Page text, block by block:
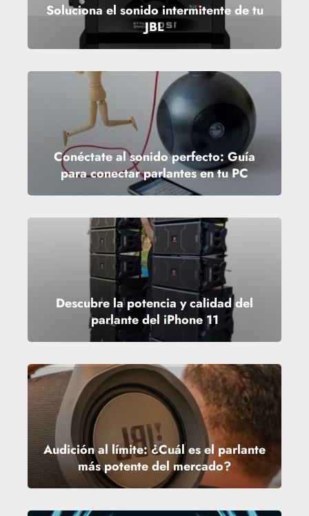
Soluciona el sonido intermitente de tu
JBL
Conéctate al sonido perfecto: Guía
para conectar parlantes en tu PC
Descubre la potencia y calidad del
parlante del iPhone 11
Audición al límite: ¿Cuál es el parlante
más potente del mercado?